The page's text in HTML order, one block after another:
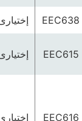
EEC638 إختيارى
EEC615 إختيارى
EEC616 إختيارى